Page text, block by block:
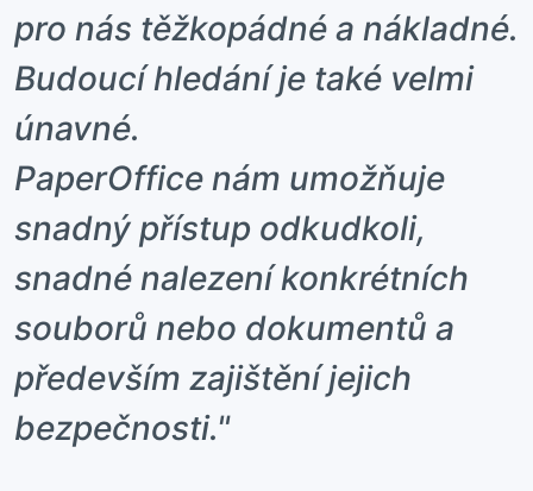
pro nás těžkopádné a nákladné.
Budoucí hledání je také velmi
únavné.
PaperOffice nám umožňuje
snadný přístup odkudkoli,
snadné nalezení konkrétních
souborů nebo dokumentů a
především zajištění jejich
bezpečnosti."